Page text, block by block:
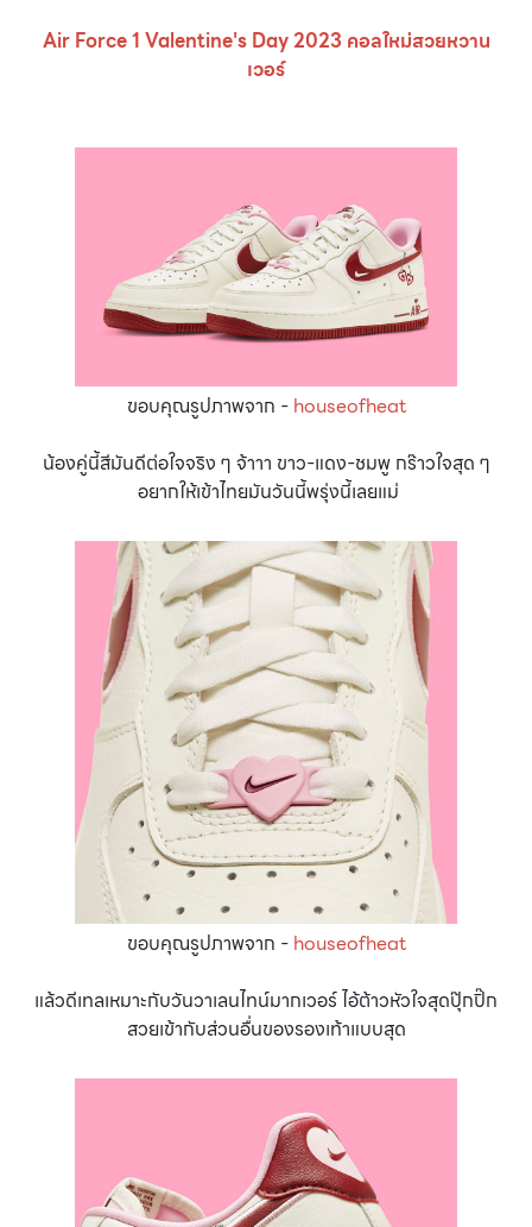
Air Force 1 Valentine's Day 2023 คอลใหม่สวยหวาน
เวอร์
ขอบคุณรูปภาพจาก - houseofheat
น้องคู่นี้สีมันดีต่อใจจริง ๆ จ้าาา ขาว-แดง-ชมพู กร๊าวใจสุด ๆ
อยากให้เข้าไทยมันวันนี้พรุ่งนี้เลยแม่
ขอบคุณรูปภาพจาก - houseofheat
แล้วดีเทลเหมาะกับวันวาเลนไทน์มากเวอร์ ไอ้ต้าวหัวใจสุดปุ๊กปิ๊ก
สวยเข้ากับส่วนอื่นของรองเท้าแบบสุด